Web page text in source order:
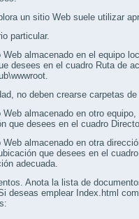
un sitio Web suele utilizar
particular.
almacenado en el equipo
desees en el cuadro Ruta de
no deben crearse carpetas
almacenado en otro
que desees en el cuadro
almacenado en otra
que desees en el
adecuada.
Anota la lista de
deseas emplear Index.html